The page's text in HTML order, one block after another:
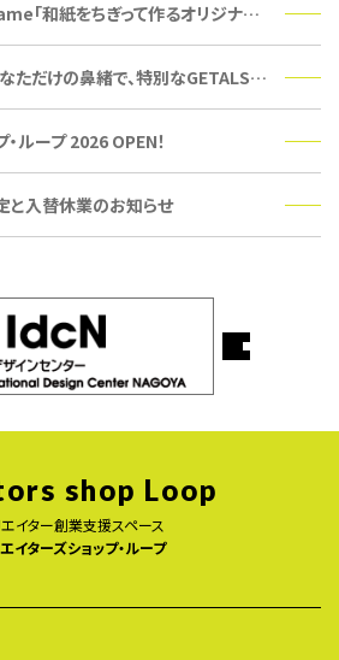
ぎって作るオリジナルうちわ」ワークショップ
の鼻緒で、特別なGETALSを。」受注会
ループ 2026 OPEN！
入替休業のお知らせ
shop Loop
エイター創業支援スペース
イターズショップ・ループ